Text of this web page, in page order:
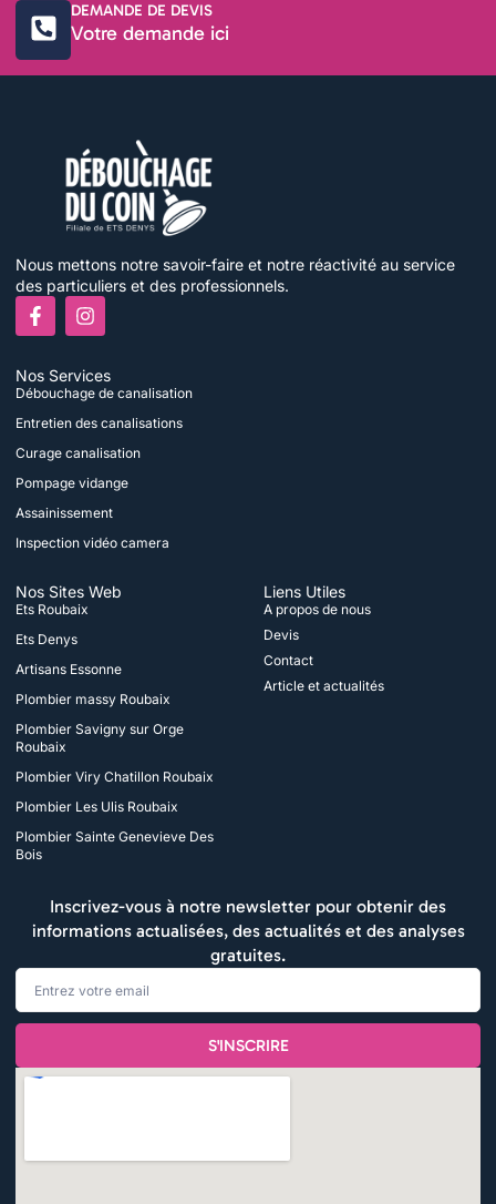
DEMANDE DE DEVIS
Votre demande ici
Nous mettons notre savoir-faire et notre réactivité au service
des particuliers et des professionnels.
F
a
b
o
o
-
f
I
n
t
a
g
r
m
Nos Services
Débouchage de canalisation
Entretien des canalisations
Curage canalisation
Pompage vidange
Assainissement
Inspection vidéo camera
Nos Sites Web
Ets Roubaix
Ets Denys
Artisans Essonne
Plombier massy Roubaix
Plombier Savigny sur Orge
Roubaix
Plombier Viry Chatillon Roubaix
Plombier Les Ulis Roubaix
Plombier Sainte Genevieve Des
Bois
Liens Utiles
A propos de nous
Devis
Contact
Article et actualités
Inscrivez-vous à notre newsletter pour obtenir des
informations actualisées, des actualités et des analyses
gratuites.
Email
S'INSCRIRE